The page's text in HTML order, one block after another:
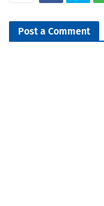
Post a Comment